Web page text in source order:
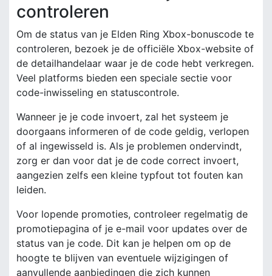
controleren
Om de status van je Elden Ring Xbox-bonuscode te
controleren, bezoek je de officiële Xbox-website of
de detailhandelaar waar je de code hebt verkregen.
Veel platforms bieden een speciale sectie voor
code-inwisseling en statuscontrole.
Wanneer je je code invoert, zal het systeem je
doorgaans informeren of de code geldig, verlopen
of al ingewisseld is. Als je problemen ondervindt,
zorg er dan voor dat je de code correct invoert,
aangezien zelfs een kleine typfout tot fouten kan
leiden.
Voor lopende promoties, controleer regelmatig de
promotiepagina of je e-mail voor updates over de
status van je code. Dit kan je helpen om op de
hoogte te blijven van eventuele wijzigingen of
aanvullende aanbiedingen die zich kunnen